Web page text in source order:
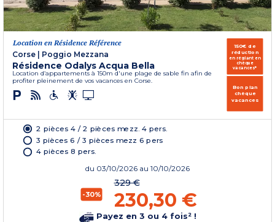
Location en Résidence Référence
Corse | Poggio Mezzana
Résidence Odalys Acqua Bella
Location d’appartements à 150m d'une plage de sable fin afin de
profiter pleinement de vos vacances en Corse.
150€ de
réduction
en réglant en
chèque
vacances*
Bon plan
chèque
vacances
2 pièces 4 / 2 pièces mezz. 4 pers.
3 pièces 6 / 3 pièces mezz 6 pers
4 pièces 8 pers.
du 03/10/2026 au 10/10/2026
-30%
329 €
230,30 €
Payez en 3 ou 4 fois² !